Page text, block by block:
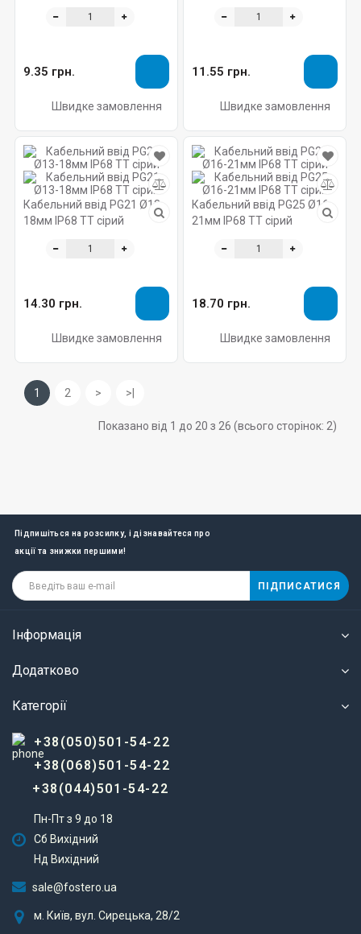
9.35 грн.
Швидке замовлення
11.55 грн.
Швидке замовлення
Кабельний ввід PG21 Ø13-
18мм IP68 TT сірий
14.30 грн.
Швидке замовлення
Кабельний ввід PG25 Ø16-
21мм IP68 TT сірий
18.70 грн.
Швидке замовлення
1 2 > >|
Показано від 1 до 20 з 26 (всього сторінок: 2)
Підпишіться на розсилку, і дізнавайтеся про
акції та знижки першими!
ПІДПИСАТИСЯ
Інформація
Додатково
Категорії
+38(050)501-54-22
+38(068)501-54-22
+38(044)501-54-22
Пн-Пт з 9 до 18
Сб Вихідний
Нд Вихідний
sale@fostero.ua
м. Київ, вул. Сирецька, 28/2